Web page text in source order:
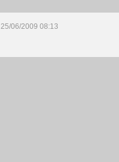
25/06/2009 08:13